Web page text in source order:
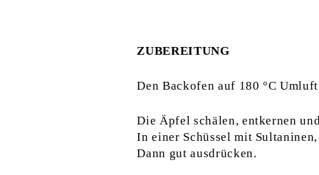
ZUBEREITUNG
Den Backofen auf 180 °C
Die Äpfel schälen, entkernen
In einer Schüssel mit
Dann gut ausdrücken.